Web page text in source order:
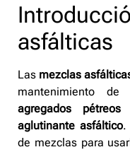
asfálticas
Las mezclas
mantenimiento
agregados pétreos
aglutinante asfáltico.
de mezclas para